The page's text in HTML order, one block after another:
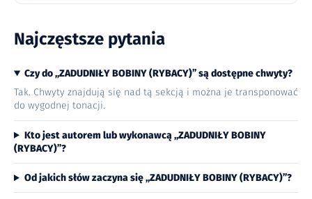
Najczęstsze pytania
Czy do „ZADUDNIŁY BOBINY (RYBACY)” są dostępne chwyty?
Tak. Chwyty znajdują się nad tą sekcją i można je transponować
do wygodnej tonacji.
Kto jest autorem lub wykonawcą „ZADUDNIŁY BOBINY
(RYBACY)”?
Od jakich słów zaczyna się „ZADUDNIŁY BOBINY (RYBACY)”?